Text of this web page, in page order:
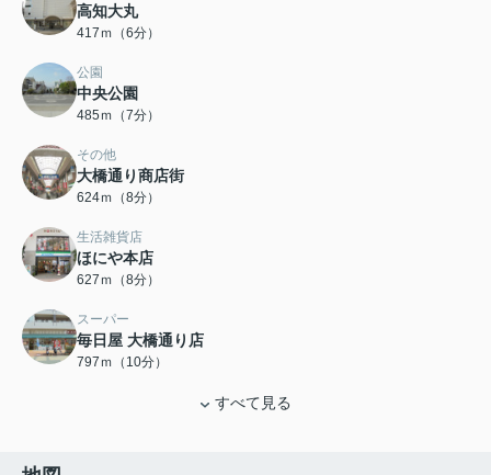
高知大丸
417ｍ（6分）
公園
中央公園
485ｍ（7分）
その他
大橋通り商店街
624ｍ（8分）
生活雑貨店
ほにや本店
627ｍ（8分）
スーパー
毎日屋 大橋通り店
797ｍ（10分）
すべて見る